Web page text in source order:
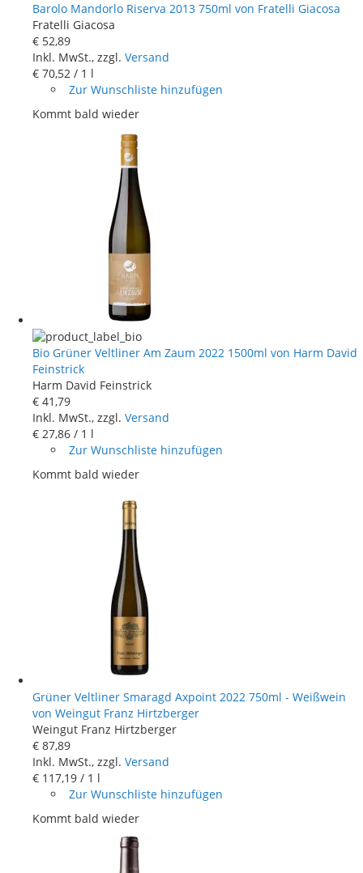
Barolo Mandorlo Riserva 2013 750ml von Fratelli Giacosa
Fratelli Giacosa
€ 52,89
Inkl. MwSt., zzgl. Versand
€ 70,52 / 1 l
Zur Wunschliste hinzufügen
Kommt bald wieder
Bio Grüner Veltliner Am Zaum 2022 1500ml von Harm David
Feinstrick
Harm David Feinstrick
€ 41,79
Inkl. MwSt., zzgl. Versand
€ 27,86 / 1 l
Zur Wunschliste hinzufügen
Kommt bald wieder
Grüner Veltliner Smaragd Axpoint 2022 750ml - Weißwein
von Weingut Franz Hirtzberger
Weingut Franz Hirtzberger
€ 87,89
Inkl. MwSt., zzgl. Versand
€ 117,19 / 1 l
Zur Wunschliste hinzufügen
Kommt bald wieder